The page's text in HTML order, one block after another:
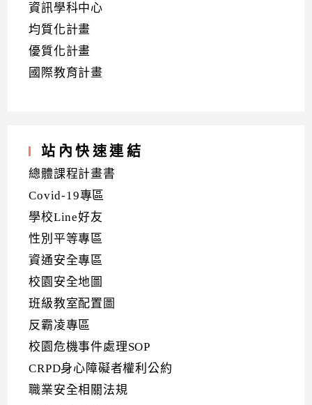
資訊學科中心
均質化計畫
優質化計畫
國際教育計畫
站內快速連結
總體課程計畫書
Covid-19專區
學校Line好友
性別平等專區
資通安全專區
校園安全地圖
班級教室配置圖
反霸凌專區
校園危機事件處理SOP
CRPD身心障礙者權利公約
職業安全相關法規